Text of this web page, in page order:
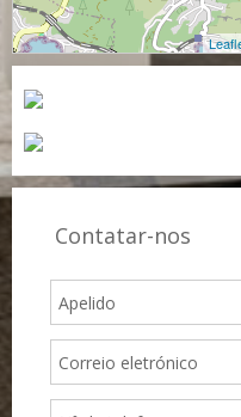
Contatar-nos